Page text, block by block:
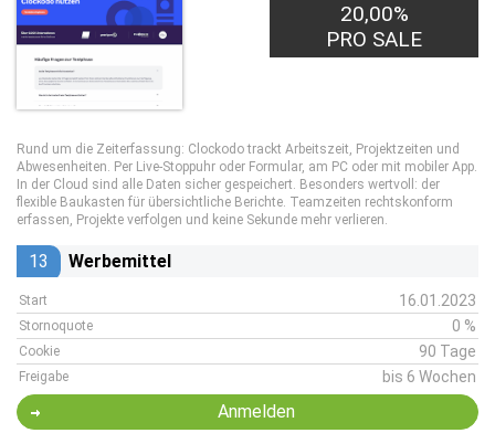
2,00€
PRO LEAD
20,00%
PRO SALE
Rund um die Zeiterfassung: Clockodo trackt Arbeitszeit, Projektzeiten und
Abwesenheiten. Per Live-Stoppuhr oder Formular, am PC oder mit mobiler App.
In der Cloud sind alle Daten sicher gespeichert. Besonders wertvoll: der
flexible Baukasten für übersichtliche Berichte. Teamzeiten rechtskonform
erfassen, Projekte verfolgen und keine Sekunde mehr verlieren.
13 Werbemittel
Start 16.01.2023
Stornoquote 0 %
Cookie 90 Tage
Freigabe bis 6 Wochen
Anmelden